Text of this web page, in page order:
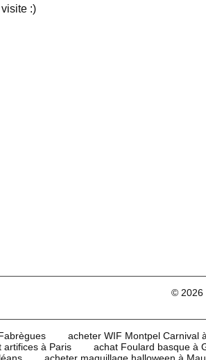
:)
© 2026
acheter WIF Montpel Carnival
artifices à Paris achat Foulard basque à